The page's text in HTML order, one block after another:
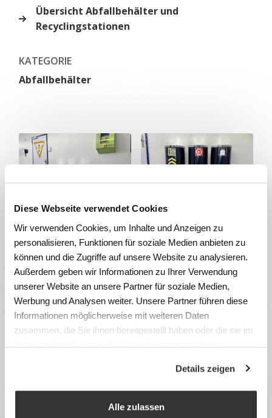
Diese Webseite verwendet Cookies
Wir verwenden Cookies, um Inhalte und Anzeigen zu
personalisieren, Funktionen für soziale Medien anbieten zu
können und die Zugriffe auf unsere Website zu analysieren.
Außerdem geben wir Informationen zu Ihrer Verwendung
unserer Website an unsere Partner für soziale Medien,
Werbung und Analysen weiter. Unsere Partner führen diese
Informationen möglicherweise mit weiteren Daten
zusammen, die Sie ihnen bereitgestellt haben oder die sie im
Rahmen Ihrer Nutzung der Dienste gesammelt haben.
Details zeigen
Alle zulassen
Übersicht Abfallbehälter und
Recyclingstationen
KATEGORIE
Abfallbehälter